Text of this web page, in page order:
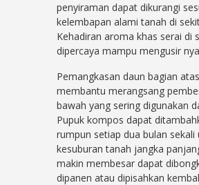
penyiraman dapat dikurangi
kelembapan alami tanah di
Kehadiran aroma khas serai di
dipercaya mampu mengusir
Pemangkasan daun bagian
membantu merangsang
bawah yang sering digunakan
Pupuk kompos dapat
rumpun setiap dua bulan
kesuburan tanah jangka
makin membesar dapat
dipanen atau dipisahkan